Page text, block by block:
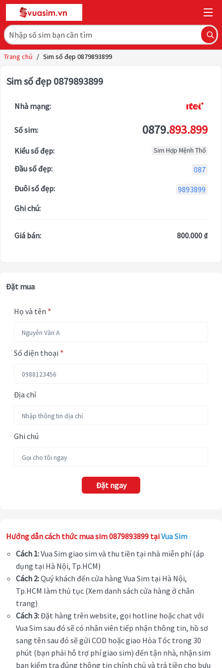
Trang chủ / Sim số đẹp 0879893899
Sim số đẹp 0879893899
Nhà mạng:
Số sim: 0879.893.899
Kiểu số đẹp: Sim Hợp Mệnh Thổ
Đầu số đẹp:
087
Đuôi số đẹp:
9893899
Ghi chú:
Giá bán: 800.000 ₫
Đặt mua
Họ và tên *
Số điện thoại *
Địa chỉ
Ghi chú
Đặt ngay
Hướng dẫn cách thức mua sim 0879893899 tạiVua Sim
Cách 1:Vua Sim giao sim và thu tiền tại nhà miễn phí (áp
dụng tại Hà Nội, Tp.HCM)
Cách 2:Quý khách đến cửa hàng Vua Sim tại Hà Nội,
Tp.HCM làm thủ tục (Xem danh sách cửa hàng ở chân
trang)
Cách 3:Đặt hàng trên website, gọi hotline hoặc chat với
Vua Sim sau đó sẽ có nhân viên tiếp nhận thông tin, hồ sơ
sang tên sau đó sẽ gửi COD hoặc giao Hỏa Tốc trong 30
phút (bạn phải hỗ trợ phí giao sim) đến tận nhà, nhận sim
bạn kiểm tra đúng thông tin chính chủ và trả tiền cho bưu